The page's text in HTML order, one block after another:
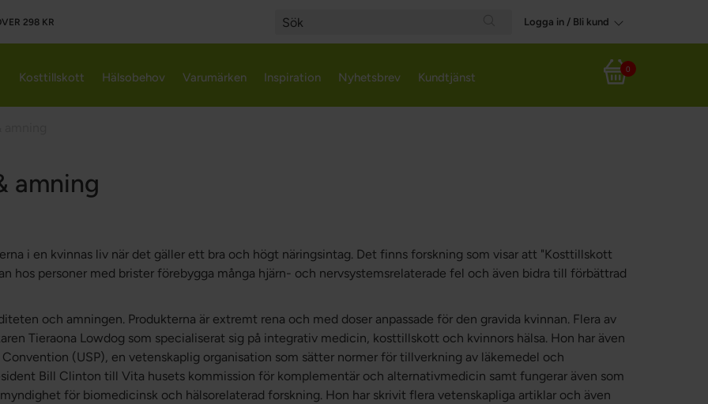
298 KR
Search
Logga in / Bli kund
Varukorg
0
Kosttillskott Hälsobehov Varumärken Inspiration Nyhetsbrev Kundtjänst
amning
i en kvinnas liv när det gäller ett bra och högt näringsintag. Det finns forskning som visar att "Kosttillskott
hos personer med brister förebygga många hjärn- och nervsystemsrelaterade fel och även bidra till förbättrad
och amningen. Produkterna är extremt rena och med doser anpassade för den gravida kvinnan. Flera av
Tieraona Lowdog som specialiserat sig på integrativ medicin, kosttillskott och kvinnors hälsa. Hon har även
(USP), en vetenskaplig organisation som sätter normer för tillverkning av läkemedel och
Bill Clinton till Vita husets kommission för komplementär och alternativmedicin samt fungerar även som
för biomedicinsk och hälsorelaterad forskning. Hon har skrivit flera vetenskapliga artiklar och även